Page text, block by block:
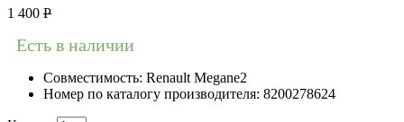
1 400 Р
Есть в наличии
Совместимость: Renault Megane2
Номер по каталогу производителя: 8200278624